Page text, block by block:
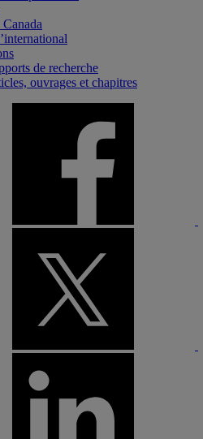
de recherche
ouvrages et chapitres